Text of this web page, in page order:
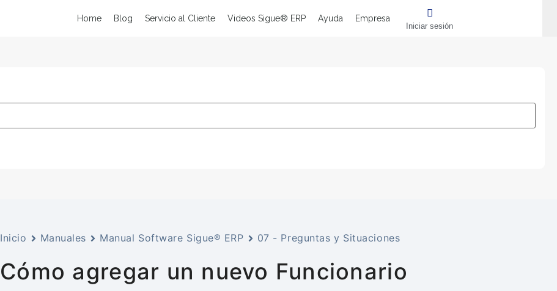
Home Blog Servicio al Cliente Videos Sigue® ERP Ayuda Empresa
Iniciar sesión
Inicio Manuales Manual Software Sigue® ERP 07 - Preguntas y Situaciones
Cómo agregar un nuevo Funcionario